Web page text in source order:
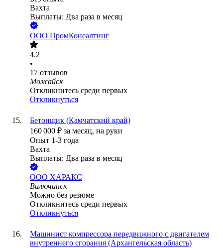
Вахта
Выплаты: Два раза в месяц
ООО ПромКонсалтинг
4.2
•
17 отзывов
Можайск
Откликнитесь среди первых
Откликнуться
Бетонщик (Камчатский край)
160 000 ₽ за месяц, на руки
Опыт 1-3 года
Вахта
Выплаты: Два раза в месяц
ООО ХАРАКС
Вилючинск
Можно без резюме
Откликнитесь среди первых
Откликнуться
Машинист компрессора передвижного с двигателем
внутреннего сгорания (Архангельская область)